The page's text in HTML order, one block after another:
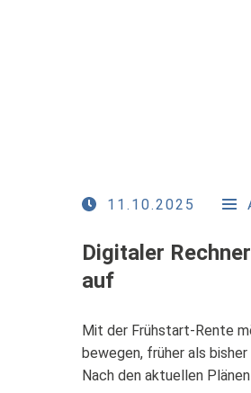
11.10.2025
Digitaler
auf
Mit der Frühstart-Rente
bewegen, früher als
Nach den aktuellen